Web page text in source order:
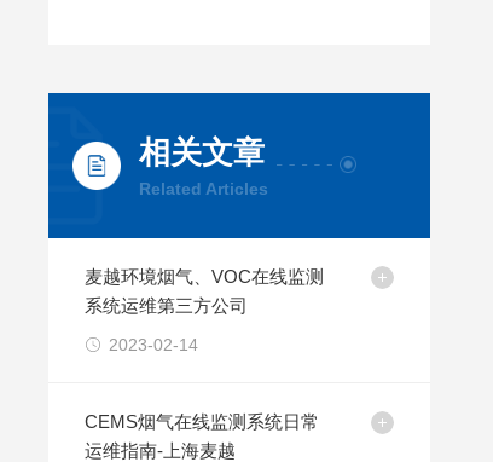
相关文章
Related Articles
麦越环境烟气、VOC在线监测
系统运维第三方公司
2023-02-14
CEMS烟气在线监测系统日常
运维指南-上海麦越